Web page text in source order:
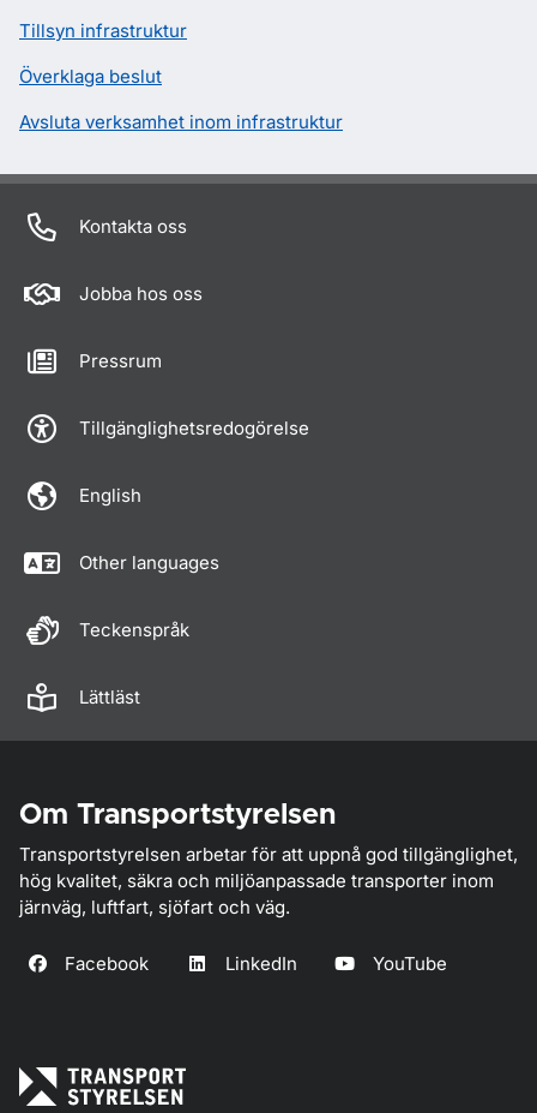
Tillsyn infrastruktur
Överklaga beslut
Avsluta verksamhet inom infrastruktur
Kontakta oss
Jobba hos oss
Pressrum
Tillgänglighetsredogörelse
English
Other languages
Teckenspråk
Lättläst
Om Transportstyrelsen
Transportstyrelsen arbetar för att uppnå god tillgänglighet,
hög kvalitet, säkra och miljöanpassade transporter inom
järnväg, luftfart, sjöfart och väg.
Facebook LinkedIn YouTube